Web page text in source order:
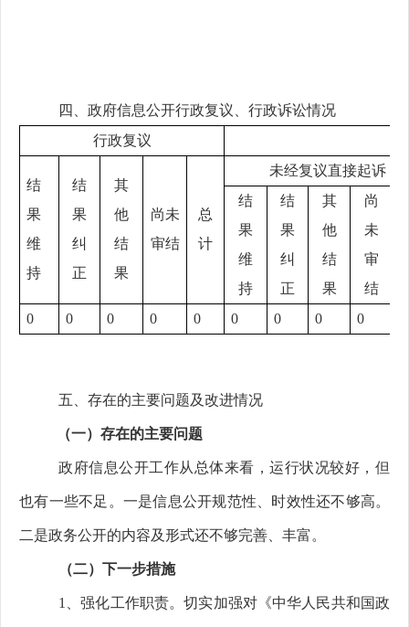
四、政府信息公开行政复议、行政诉讼情况
行政复议
结
果
维
持
结
果
纠
正
其
他
结
果
尚未
审结
总
计
未经复议直接起诉
结
果
维
持
结
果
纠
正
其
他
结
果
尚
未
审
结
0 0 0 0 0 0 0 0 0
五、 存在的主要问题及改进情况
（一）存在的主要问题
政府信息公开工作从总体来看，运行状况较好，但
也有一些不足。一是信息公开规范性、时效性还不够高。
二是政务公开的内容及形式还不够完善、丰富。
（二）下一步措施
1 、强化工作职责。切实加强对《中华人民共和国政